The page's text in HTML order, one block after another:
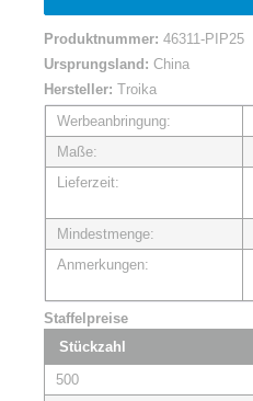
Produktnummer: 46311-PIP25
Ursprungsland: China
Hersteller: Troika
Werbeanbringung:
Maße:
Lieferzeit:
Mindestmenge:
Anmerkungen:
Staffelpreise
Stückzahl
500